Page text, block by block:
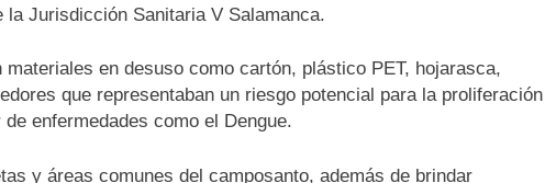
Jurisdicción Sanitaria V Salamanca.
en desuso como cartón, plástico PET, hojarasca,
que representaban un riesgo potencial para la proliferación
enfermedades como el Dengue.
y áreas comunes del camposanto, además de brindar